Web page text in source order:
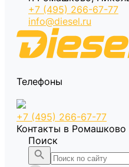
+7 (495) 266-67-77
info@diesel.ru
Телефоны
+7 (495) 266-67-77
Контакты в Ромашково
Поиск